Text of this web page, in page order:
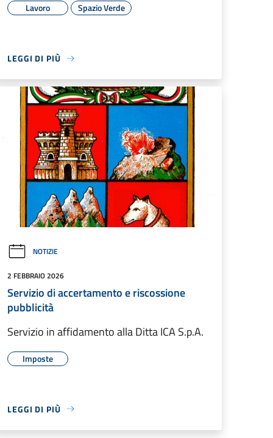
Lavoro Spazio Verde
LEGGI DI PIÙ
NOTIZIE
2 FEBBRAIO 2026
Servizio di accertamento e riscossione
pubblicità
Servizio in affidamento alla Ditta ICA S.p.A.
Imposte
LEGGI DI PIÙ